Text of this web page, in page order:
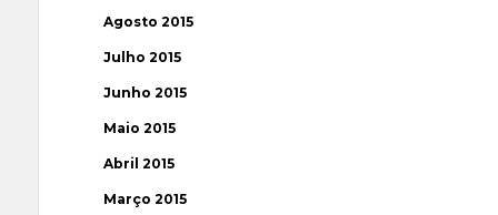
Agosto 2015
Julho 2015
Junho 2015
Maio 2015
Abril 2015
Março 2015